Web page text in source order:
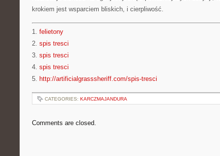
krokiem jest wsparciem bliskich, i cierpliwość.
1. felietony
2. spis tresci
3. spis tresci
4. spis tresci
5. http://artificialgrasssheriff.com/spis-tresci
CATEGORIES: KARCZMAJANDURA
Comments are closed.